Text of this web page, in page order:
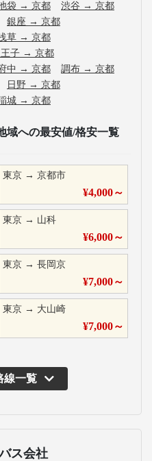
袋 → 京都 渋谷 → 京都
銀座 → 京都
草 → 京都
王子 → 京都
中 → 京都 調布 → 京都
日野 → 京都
城 → 京都
域への最安値/格安一覧
東京 →京都市
¥4,000～
東京 → 山科
¥6,000～
東京 →長岡京
¥7,000～
東京 → 大山崎
¥7,000～
線一覧
ス会社